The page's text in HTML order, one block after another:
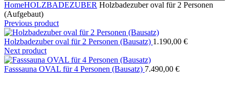
HomeHOLZBADEZUBER Holzbadezuber oval für 2 Personen
(Aufgebaut)
Previous product
Holzbadezuber oval für 2 Personen (Bausatz) 1.190,00 €
Next product
Fasssauna OVAL für 4 Personen (Bausatz) 7.490,00 €